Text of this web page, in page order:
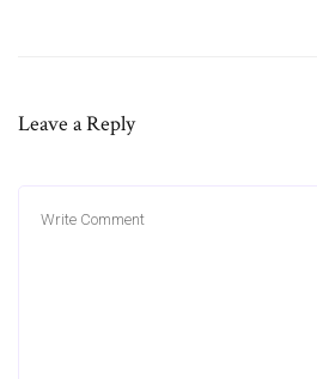
Leave a Reply